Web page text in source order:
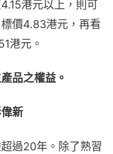
港元以上，則可
價4.83港元，再看
港元。
品之權益。
新
過20年。除了熟習